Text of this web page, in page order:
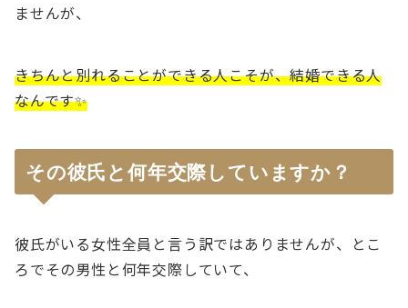
ませんが、
きちんと別れることができる人こそが、結婚できる人
なんです✨
その彼氏と何年交際していますか？
彼氏がいる女性全員と言う訳ではありませんが、とこ
ろでその男性と何年交際していて、